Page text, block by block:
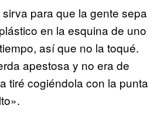
para que la gente sepa
en la esquina de uno
así que no la toqué.
apestosa y no era de
tiré cogiéndola con la punta